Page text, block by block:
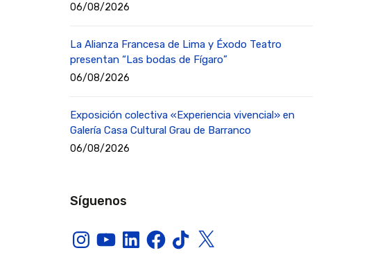
06/08/2026
La Alianza Francesa de Lima y Éxodo Teatro
presentan “Las bodas de Fígaro”
06/08/2026
Exposición colectiva «Experiencia vivencial» en
Galería Casa Cultural Grau de Barranco
06/08/2026
Síguenos
InstagramYouTubeLinkedInFacebook
TikTokX